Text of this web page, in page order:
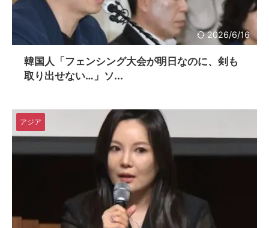
2026/6/16
韓国人「フェンシング大会が明日なのに、剣も
取り出せない…」ソ...
アジア